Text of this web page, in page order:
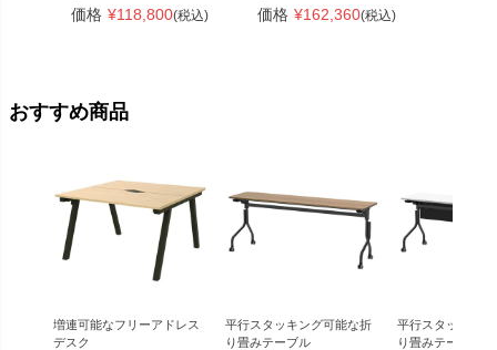
価格 ¥118,800(税込)
価格 ¥162,360(税込)
おすすめ商品
増連可能なフリーアドレス
デスク
平行スタッキング可能な折
り畳みテーブル
平行スタッキン
り畳みテーブル